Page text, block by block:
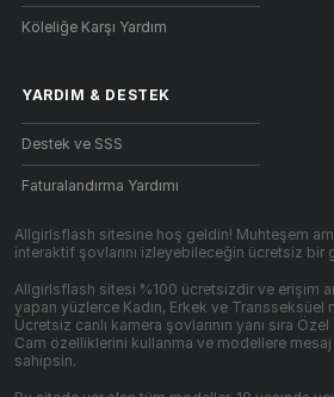
Köleliğe Karşı Yardım
YARDIM & DESTEK
Destek ve SSS
Faturalandırma Yardımı
Allgirlsflash sitesine hoş geldin! Muhteşem
interaktif şovlarını izleyebileceğin ücretsiz bir
Allgirlsflash sitesi %100 ücretsizdir ve erişim
yapan yüzlerce Kadın, Erkek ve
Ücretsiz canlı kamera şovlarının yanı sıra
Cam özelliklerini kullanma ve modellere mesaj
sahipsin.